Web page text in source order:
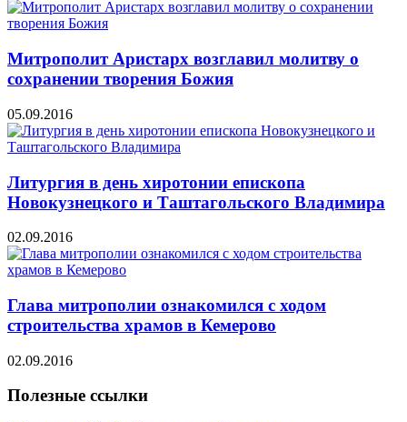
Митрополит Аристарх возглавил молитву о
сохранении творения Божия
05.09.2016
Литургия в день хиротонии епископа
Новокузнецкого и Таштагольского Владимира
02.09.2016
Глава митрополии ознакомился с ходом
строительства храмов в Кемерово
02.09.2016
Полезные ссылки